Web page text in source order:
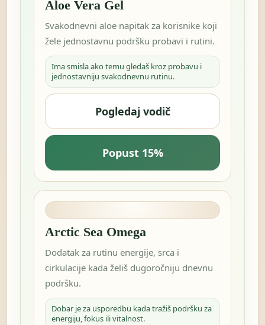
Aloe Vera Gel
Svakodnevni aloe napitak za korisnike koji
žele jednostavnu podršku probavi i rutini.
Ima smisla ako temu gledaš kroz probavu i
jednostavniju svakodnevnu rutinu.
Pogledaj vodič
Popust 15%
Arctic Sea Omega
Dodatak za rutinu energije, srca i
cirkulacije kada želiš dugoročniju dnevnu
podršku.
Dobar je za usporedbu kada tražiš podršku za
energiju, fokus ili vitalnost.